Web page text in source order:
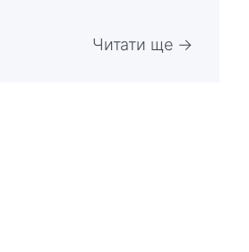
Читати ще →